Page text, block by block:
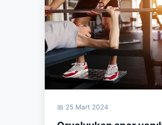
📅 25 Mart 2024